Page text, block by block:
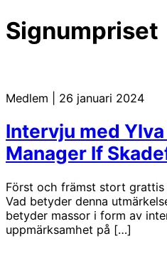
Signumpriset
Medlem 26 januari 2024
Intervju med
Manager If
Först och främst stort
Vad betyder denna
betyder massor i form av
uppmärksamhet på […]